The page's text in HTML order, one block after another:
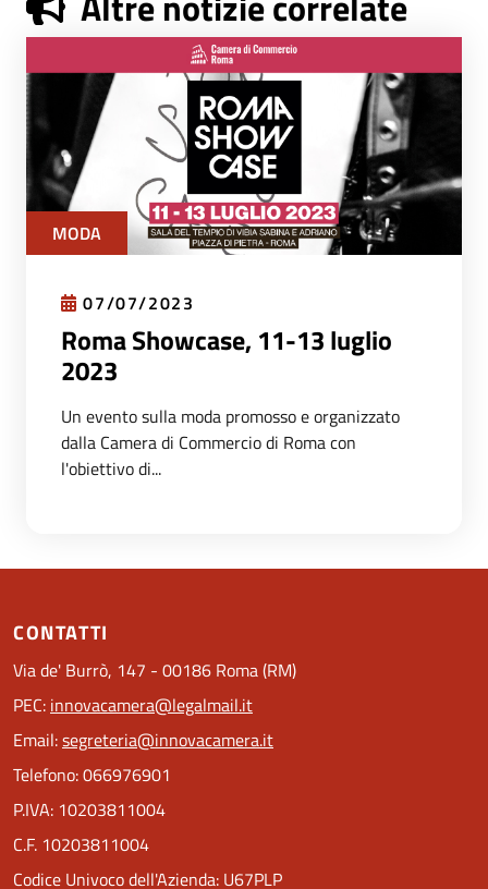
MODA
07/07/2023
Roma Showcase, 11-13 luglio
2023
Un evento sulla moda promosso e organizzato
dalla Camera di Commercio di Roma con
l'obiettivo di...
CONTATTI
Via de' Burrò, 147 - 00186 Roma (RM)
PEC: innovacamera@legalmail.it
Email:segreteria@innovacamera.it
Telefono: 066976901
P.IVA: 10203811004
C.F. 10203811004
Codice Univoco dell'Azienda: U67PLP